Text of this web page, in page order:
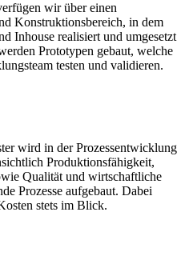
wir über einen
Konstruktionsbereich, in dem
Inhouse realisiert und umgesetzt
Prototypen gebaut, welche
testen und validieren.
wird in der Prozessentwicklung
Produktionsfähigkeit,
Qualität und wirtschaftliche
Prozesse aufgebaut. Dabei
stets im Blick.